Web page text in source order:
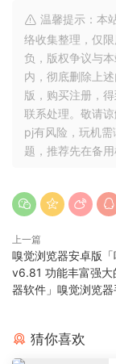
温馨提示：本
络收集整理，仅
负，版权争议与
内，彻底删除上
版，购买注册，
联系处理。敬请
pj有风险，玩机
题，推荐先在备
上一篇
嗅觉浏览器安卓版
v6.81 功能丰富强大
器软件」嗅觉浏览
猜你喜欢